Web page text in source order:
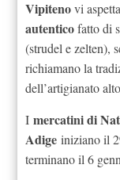
Vipitenovi
autenticofatto di
(strudel e zelten),
richiamano la
dell’artigianato
Imercatini di
Adige iniziano il
terminano il 6